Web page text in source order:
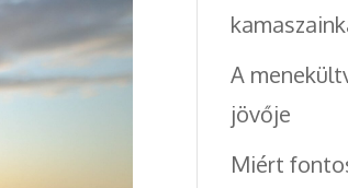
A
jövője
Miért